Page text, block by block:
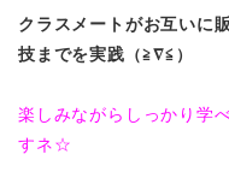
クラスメートがお互いに
技までを実践 （≧∇≦）
楽しみながらしっかり学
すネ☆